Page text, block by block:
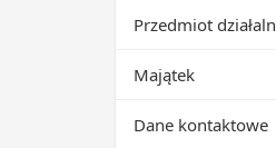
Przedmiot
Majątek
Dane kontaktowe